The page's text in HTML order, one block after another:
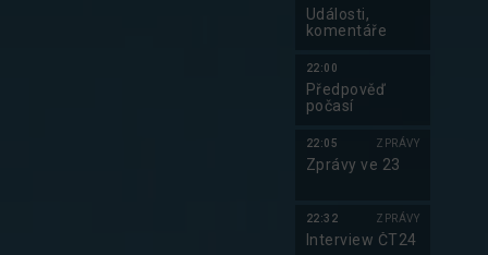
Události,
komentáře
22:00
Předpověď
počasí
22:05 ZPRÁVY
Zprávy ve 23
22:32 ZPRÁVY
Interview ČT24